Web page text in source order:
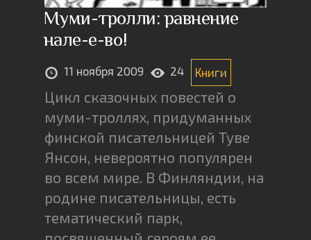
Муми-тролли: равнение
нале-е-во!
11 ноября 2009 24 Книги
Цикл сказочных повестей о
муми-троллях, придуманных
финской писательницей Туве
Янсон, невероятно популярен
во всем мире. В Финляндии, на
родине писательницы, есть
тематический парк,